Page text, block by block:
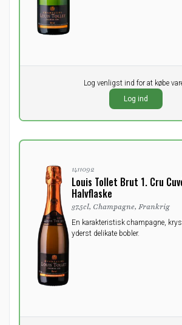
Log venligst ind for at købe
Log ind
1411092
Louis Tollet Brut 1. Cru
Halvflaske
37.5cl, Champagne, Frankrig
En karakteristisk champagne,
yderst delikate bobler.